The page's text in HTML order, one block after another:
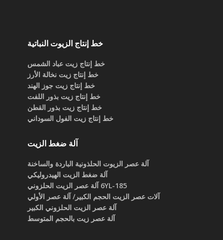
خط إنتاج الزيوت النباتية
خط إنتاج زيت عباد الشمس
خط إنتاج زيت نخالة الأرز
خط إنتاج زيت جوز الهند
خط إنتاج زيت بذور اللفت
خط إنتاج زيت بذور القطن
خط إنتاج زيت الفول السوداني
آلة ضغط الزيت
آلة عصر الزيوت الحلذونية الباردة والساخنة
آلة ضغط الزيت الهيدروليكي
6YL-185 آلة عصر الزيت الحلزوني
آلات عصر الزيت الحجم الكبير/ آلة عصر الأولي
آلة عصر الزيت الحلزوني الكبير
آلة عصر زيت بالحجم المتوسط